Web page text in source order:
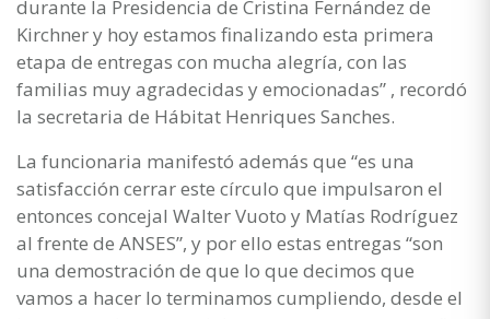
durante la Presidencia de Cristina Fernández de
Kirchner y hoy estamos finalizando esta primera
etapa de entregas con mucha alegría, con las
familias muy agradecidas y emocionadas” , recordó
la secretaria de Hábitat Henriques Sanches.
La funcionaria manifestó además que “es una
satisfacción cerrar este círculo que impulsaron el
entonces concejal Walter Vuoto y Matías Rodríguez
al frente de ANSES”, y por ello estas entregas “son
una demostración de que lo que decimos que
vamos a hacer lo terminamos cumpliendo, desde el